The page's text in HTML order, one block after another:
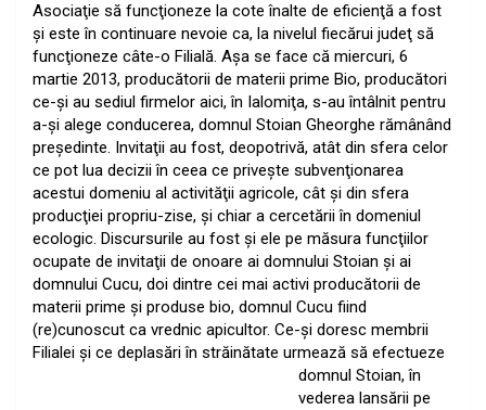
Asociaţie să funcţioneze la cote înalte de eficienţă a fost
şi este în continuare nevoie ca, la nivelul fiecărui judeţ să
funcţioneze câte-o Filială. Aşa se face că miercuri, 6
martie 2013, producătorii de materii prime Bio, producători
ce-şi au sediul firmelor aici, în Ialomiţa, s-au întâlnit pentru
a-şi alege conducerea, domnul Stoian Gheorghe rămânând
preşedinte. Invitaţii au fost, deopotrivă, atât din sfera celor
ce pot lua decizii în ceea ce priveşte subvenţionarea
acestui domeniu al activităţii agricole, cât şi din sfera
producţiei propriu-zise, şi chiar a cercetării în domeniul
ecologic. Discursurile au fost şi ele pe măsura funcţiilor
ocupate de invitaţii de onoare ai domnului Stoian şi ai
domnului Cucu, doi dintre cei mai activi producătorii de
materii prime şi produse bio, domnul Cucu fiind
(re)cunoscut ca vrednic apicultor. Ce-şi doresc membrii
Filialei şi ce deplasări în străinătate urmează să efectueze
domnul Stoian, în
vederea lansării pe